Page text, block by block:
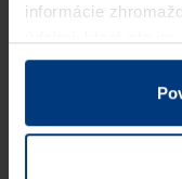
informácie
v rámci Vášho
Z právneho
prevádzku tejto
potrebujeme Vaše